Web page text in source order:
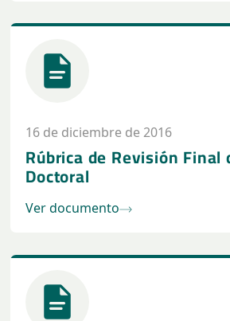
16 de diciembre de 2016
Rúbrica de Revisión Final
Doctoral
Ver documento